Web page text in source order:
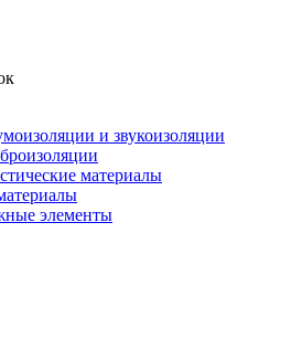
и звукоизоляции
материалы
элементы